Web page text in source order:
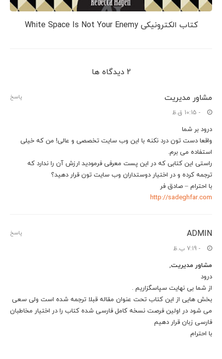
کتاب الکترونیکی White Space Is Not Your Enemy
2 دیدگاه ها
مشاور مدیریت
- 10:15 ق.ظ
درود بر شما
واقعا دست تون درد نکنه با این وب سایت تخصصی و عالی! من که خیلی
استفاده می برم.
راستی این کتابی که در این پست معرفی فرمودید ارزش آن را ندارد که
ترجمه کرده و در اختیار دوستداران وب سایت تون قرار دهید؟
با احترام – صادق فر
http://sadeghfar.com
پاسخ
ADMIN
- 7:19 ب.ظ
مشاور مدیریت,
درود
از شما بی نهایت سپاسگزاریم .
بخش هایی از این کتاب تحت عنوان مقاله قبلا ترجمه شده است ولی سعی
می شود در اولین فرصت نسخه کامل فارسی شده کتاب را در اختیار مخاطبان
فارسی زبان قرار دهیم
با احترام
پاسخ